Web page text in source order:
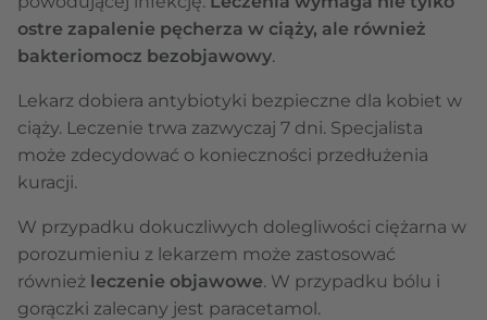
ostre zapalenie pęcherza w ciąży, ale również
bakteriomocz bezobjawowy.
Lekarz dobiera antybiotyki bezpieczne dla kobiet w
ciąży. Leczenie trwa zazwyczaj 7 dni. Specjalista
może zdecydować o konieczności przedłużenia
kuracji.
W przypadku dokuczliwych dolegliwości ciężarna w
porozumieniu z lekarzem może zastosować
również leczenie objawowe. W przypadku bólu i
gorączki zalecany jest paracetamol.